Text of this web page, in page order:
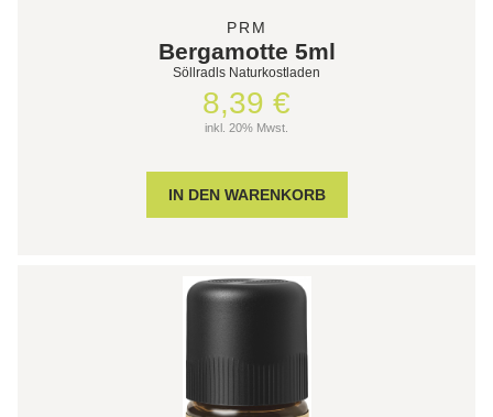
PRM
Bergamotte 5ml
Söllradls Naturkostladen
8,39 €
inkl. 20% Mwst.